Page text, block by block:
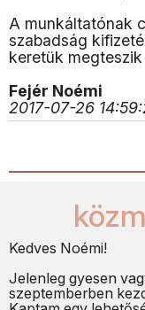
A munkáltatónak
szabadság
keretük
Fejér Noémi
2017-07-26
Kedves Noémi!
Jelenleg gyesen
szeptemberben